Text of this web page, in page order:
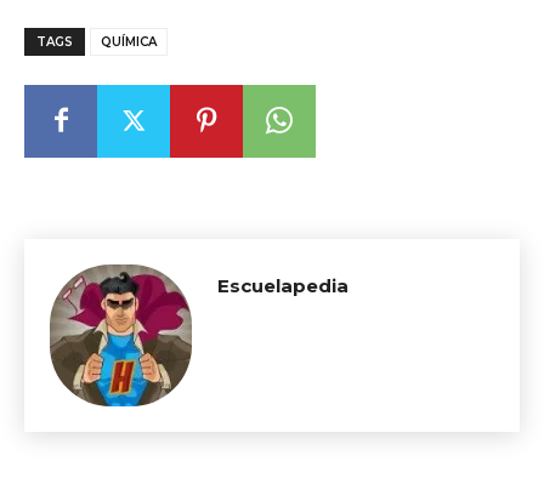
TAGS QUÍMICA
Escuelapedia